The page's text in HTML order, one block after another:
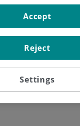
acumuladas más de
sospechar de una
todoslos
con pocas
Settings
Reject
Accept